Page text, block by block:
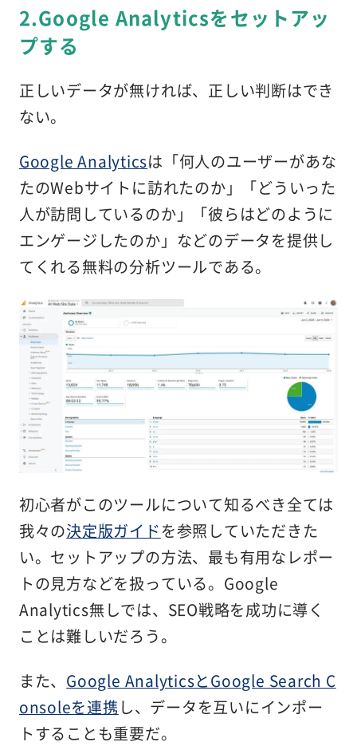
2.Google Analyticsをセットアッ
プする
正しいデータが無ければ、正しい判断はでき
ない。
Google Analyticsは「何人のユーザーがあな
たのWebサイトに訪れたのか」「どういった
人が訪問しているのか」「彼らはどのように
エンゲージしたのか」などのデータを提供し
てくれる無料の分析ツールである。
初心者がこのツールについて知るべき全ては
我々の決定版ガイドを参照していただきた
い。セットアップの方法、最も有用なレポー
トの見方などを扱っている。Google
Analytics無しでは、SEO戦略を成功に導く
ことは難しいだろう。
また、 Google AnalyticsとGoogle Search C
onsoleを連携 し、データを互いにインポー
トすることも重要だ。